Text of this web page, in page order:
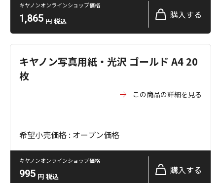
キヤノンオンラインショップ価格
1,865 円 税込
購入する
キヤノン写真用紙・光沢 ゴールド A4 20
枚
この商品の詳細を見る
希望小売価格 : オープン価格
キヤノンオンラインショップ価格
995 円 税込
購入する